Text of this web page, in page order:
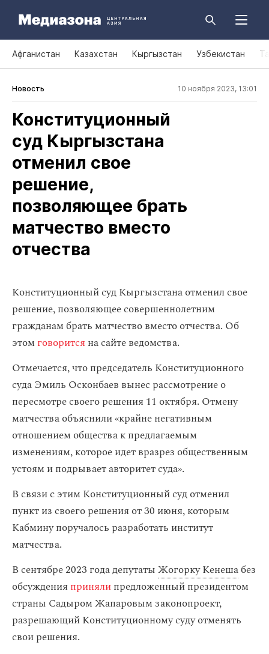
Афганистан Казахстан Кыргызстан Узбекистан
Новость 10 ноября 2023, 13:01
Конституционный
суд Кыргызстана
отменил свое
решение,
позволяющее брать
матчество вместо
отчества
Конституционный суд Кыргызстана отменил свое
решение, позволяющее совершеннолетним
гражданам брать матчество вместо отчества. Об
этом говорится на сайте ведомства.
Отмечается, что председатель Конституционного
суда Эмиль Осконбаев вынес рассмотрение о
пересмотре своего решения 11 октября. Отмену
матчества объяснили «крайне негативным
отношением общества к предлагаемым
изменениям, которое идет вразрез общественным
устоям и подрывает авторитет суда».
В связи с этим Конституционный суд отменил
пункт из своего решения от 30 июня, которым
Кабмину поручалось разработать институт
матчества.
В сентябре 2023 года депутатыЖогорку Кенешабез
обсуждения принялипредложенный президентом
страны Садыром Жапаровым законопроект,
разрешающий Конституционному суду отменять
свои решения.